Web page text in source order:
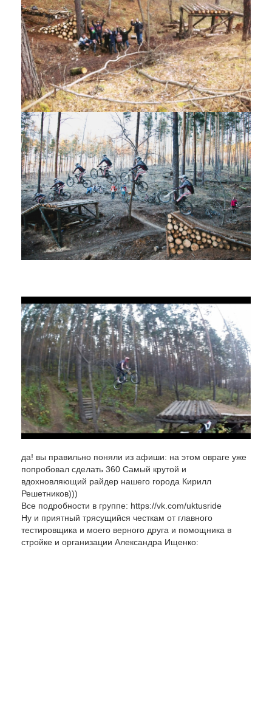
да! вы правильно поняли из афиши: на этом овраге уже
попробовал сделать 360 Самый крутой и
вдохновляющий райдер нашего города Кирилл
Решетников)))
Все подробности в группе: https://vk.com/uktusride
Ну и приятный трясущийся честкам от главного
тестировщика и моего верного друга и помощника в
стройке и организации Александра Ищенко: